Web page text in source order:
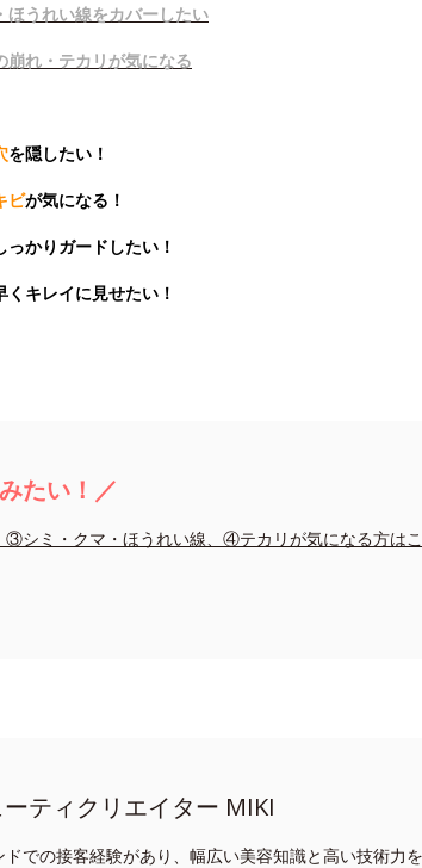
ほうれい線をカバーしたい
崩れ・テカリが気になる
を隠したい！
ビが気になる！
っかりガードしたい！
くキレイに見せたい！
たい！／
シミ・クマ・ほうれい線、④テカリが気になる方は
ティクリエイター MIKI
での接客経験があり、幅広い美容知識と高い技術力